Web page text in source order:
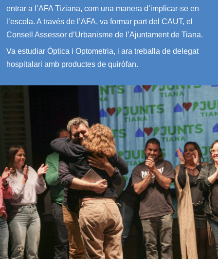
entrar a l’AFA Tiziana, com una manera d’implicar-se en
l’escola. A través de l’AFA, va formar part del CAUT, el
Consell Assessor d’Urbanisme de l’Ajuntament de Tiana.
Va estudiar Òptica i Optometria, i ara treballa de delegat
hospitalari amb productes de quiròfan.